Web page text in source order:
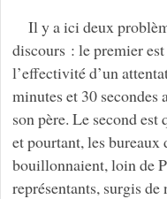
Il y a ici deux
discours : le premier
l’effectivité d’un
minutes et 30 secondes
son père. Le second
et pourtant, les bureaux
bouillonnaient, loin de
représentants, surgis